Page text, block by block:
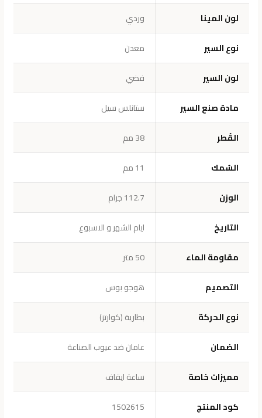
لون المينا
وردي
نوع السير
معدن
لون السير
فضي
مادة صنع السير
ستانلس سيل
القُطر
38 مم
السُمك
11 مم
الوزن
112.7 جرام
التاريخ
ايام الشهر و الاسبوع
مقاومة الماء
50 متر
التصميم
هوجو بوس
نوع الحركة
بطارية (كوارتز)
الضمان
عامان ضد عيوب الصناعة
مميزات خاصة
ساعة ايقاف
كود المنتج
1502615